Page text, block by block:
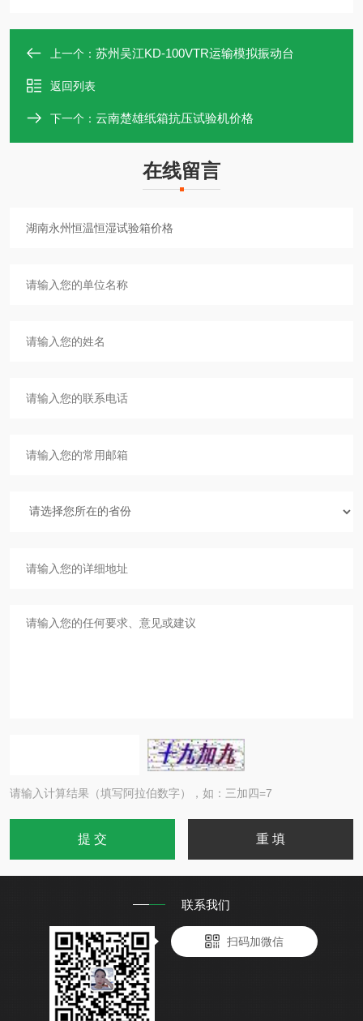
上一个： 苏州吴江KD-100VTR运输模拟振动台
返回列表
下一个： 云南楚雄纸箱抗压试验机价格
在线留言
请输入计算结果（填写阿拉伯数字），如：三加四=7
联系我们
扫码加微信